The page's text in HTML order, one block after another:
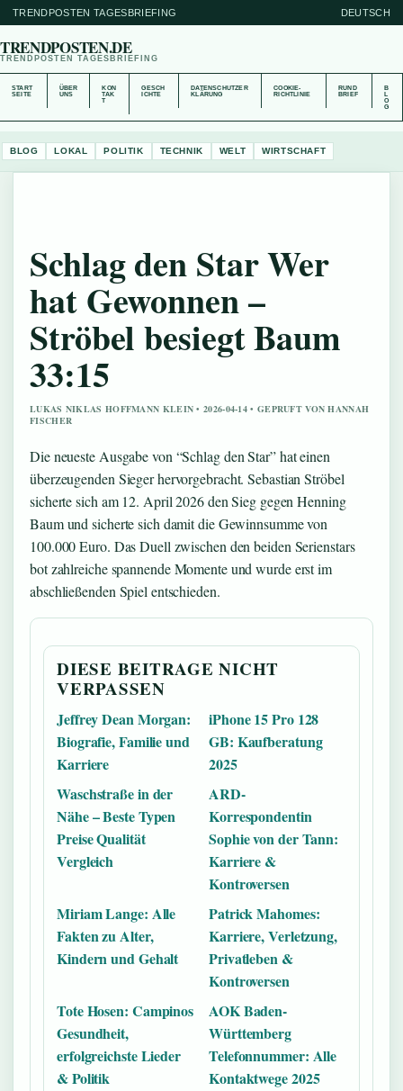
TRENDPOSTEN TAGESBRIEFING DEUTSCH
TRENDPOSTEN.DE
TRENDPOSTEN TAGESBRIEFING
START
SEITE
ÜBER
UNS
KON
TAK
T
GESCH
ICHTE
DATENSCHUTZER
KLÄRUNG
COOKIE-
RICHTLINIE
RUND
BRIEF
B
O
G
BLOG LOKAL POLITIK TECHNIK WELT WIRTSCHAFT
Schlag den Star Wer
hat Gewonnen –
Ströbel besiegt Baum
33:15
LUKAS NIKLAS HOFFMANN KLEIN • 2026-04-14 • GEPRUFT VON HANNAH
FISCHER
Die neueste Ausgabe von “Schlag den Star” hat einen
überzeugenden Sieger hervorgebracht. Sebastian Ströbel
sicherte sich am 12. April 2026 den Sieg gegen Henning
Baum und sicherte sich damit die Gewinnsumme von
100.000 Euro. Das Duell zwischen den beiden Serienstars
bot zahlreiche spannende Momente und wurde erst im
abschließenden Spiel entschieden.
DIESE BEITRAGE NICHT
VERPASSEN
Jeffrey Dean Morgan:
Biografie, Familie und
Karriere
iPhone 15 Pro 128
GB: Kaufberatung
2025
Waschstraße in der
Nähe – Beste Typen
Preise Qualität
Vergleich
ARD-
Korrespondentin
Sophie von der Tann:
Karriere &
Kontroversen
Miriam Lange: Alle
Fakten zu Alter,
Kindern und Gehalt
Patrick Mahomes:
Karriere, Verletzung,
Privatleben &
Kontroversen
Tote Hosen: Campinos
Gesundheit,
erfolgreichste Lieder
& Politik
AOK Baden-
Württemberg
Telefonnummer: Alle
Kontaktwege 2025